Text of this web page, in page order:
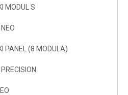
MODUL S
PANEL (8 MODULA)